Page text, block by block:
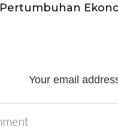
Pertumbuhan
Your email